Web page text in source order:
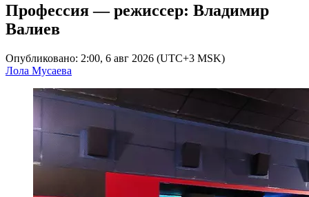
Профессия — режиссер: Владимир
Валиев
Опубликовано: 2:00, 6 авг 2026 (UTC+3 MSK)
Лола Мусаева